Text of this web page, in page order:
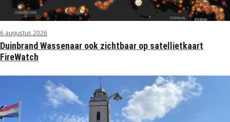
6 augustus 2026
Duinbrand Wassenaar ook zichtbaar op satellietkaart
FireWatch